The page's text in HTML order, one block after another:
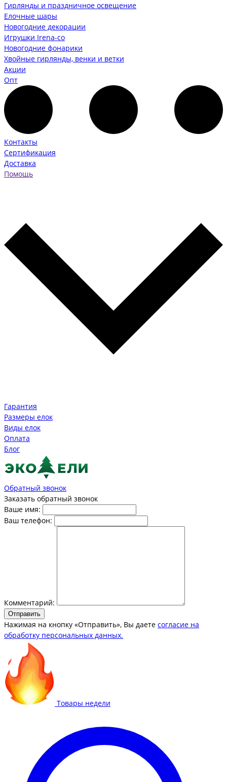
Гирлянды и праздничное освещение
Елочные шары
Новогодние декорации
Игрушки Irena-co
Новогодние фонарики
Хвойные гирлянды, венки и ветки
Акции
Опт
Контакты
Сертификация
Доставка
Помощь
Гарантия
Размеры елок
Виды елок
Оплата
Блог
Обратный звонок
Заказать обратный звонок
Ваше имя:
Ваш телефон:
Комментарий:
Отправить
Нажимая на кнопку «Отправить», Вы даете согласие на
обработку персональных данных.
Товары недели